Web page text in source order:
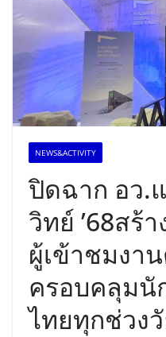
NEWS&ACTIVITY
ปิดฉาก อว.
วิทย์ ’68สร้
ผู้เข้าชมงา
ครอบคลุมนั
ไทยทุกช่วง